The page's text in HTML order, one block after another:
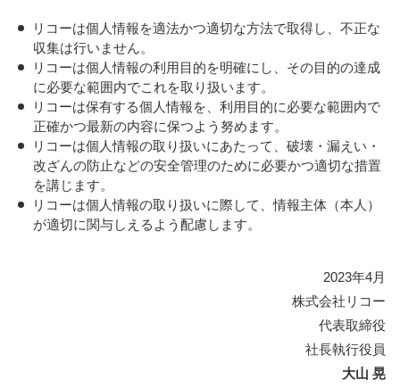
リコーは個人情報を適法かつ適切な方法で取得し、不正な
収集は行いません。
リコーは個人情報の利用目的を明確にし、その目的の達成
に必要な範囲内でこれを取り扱います。
リコーは保有する個人情報を、利用目的に必要な範囲内で
正確かつ最新の内容に保つよう努めます。
リコーは個人情報の取り扱いにあたって、破壊・漏えい・
改ざんの防止などの安全管理のために必要かつ適切な措置
を講じます。
リコーは個人情報の取り扱いに際して、情報主体（本人）
が適切に関与しえるよう配慮します。
2023年4月
株式会社リコー
代表取締役
社長執行役員
大山 晃